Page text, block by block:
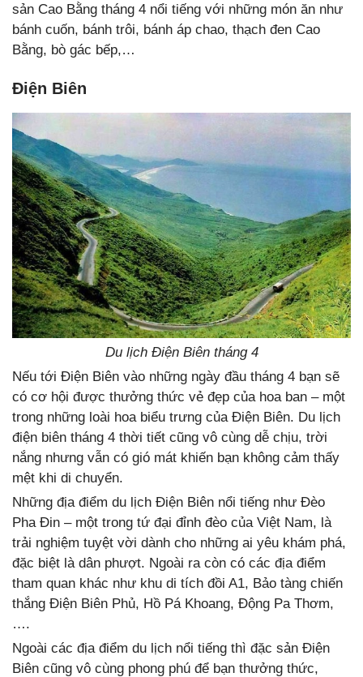
sản Cao Bằng tháng 4 nổi tiếng với những món ăn như
bánh cuốn, bánh trôi, bánh áp chao, thạch đen Cao
Bằng, bò gác bếp,…
Điện Biên
Du lịch Điện Biên tháng 4
Nếu tới Điện Biên vào những ngày đầu tháng 4 bạn sẽ
có cơ hội được thưởng thức vẻ đẹp của hoa ban – một
trong những loài hoa biểu trưng của Điện Biên. Du lịch
điện biên tháng 4 thời tiết cũng vô cùng dễ chịu, trời
nắng nhưng vẫn có gió mát khiến bạn không cảm thấy
mệt khi di chuyển.
Những địa điểm du lịch Điện Biên nổi tiếng như Đèo
Pha Đin – một trong tứ đại đỉnh đèo của Việt Nam, là
trải nghiệm tuyệt vời dành cho những ai yêu khám phá,
đặc biệt là dân phượt. Ngoài ra còn có các địa điểm
tham quan khác như khu di tích đồi A1, Bảo tàng chiến
thắng Điện Biên Phủ, Hồ Pá Khoang, Động Pa Thơm,
….
Ngoài các địa điểm du lịch nổi tiếng thì đặc sản Điện
Biên cũng vô cùng phong phú để bạn thưởng thức,